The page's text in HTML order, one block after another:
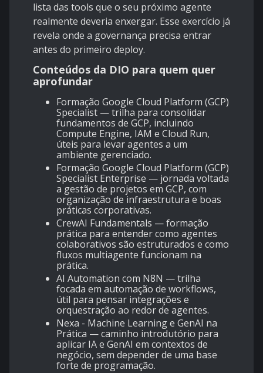
lista das tools que o seu próximo agente
realmente deveria enxergar. Esse exercício já
revela onde a governança precisa entrar
antes do primeiro deploy.
Conteúdos da DIO para quem quer
aprofundar
Formação Google Cloud Platform (GCP)
Specialist — trilha para consolidar
fundamentos de GCP, incluindo
Compute Engine, IAM e Cloud Run,
úteis para levar agentes a um
ambiente gerenciado.
Formação Google Cloud Platform (GCP)
Specialist Enterprise — jornada voltada
a gestão de projetos em GCP, com
organização de infraestrutura e boas
práticas corporativas.
CrewAI Fundamentals — formação
prática para entender como agentes
colaborativos são estruturados e como
fluxos multiagente funcionam na
prática.
AI Automation com N8N — trilha
focada em automação de workflows,
útil para pensar integrações e
orquestração ao redor de agentes.
Nexa - Machine Learning e GenAI na
Prática — caminho introdutório para
aplicar IA e GenAI em contextos de
negócio, sem depender de uma base
forte de programação.